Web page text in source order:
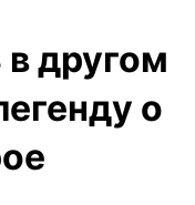
другом
о